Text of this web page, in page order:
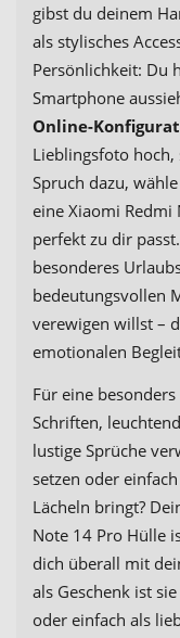
gibst du deinem
als stylisches
Persönlichkeit: Du
Smartphone
Online-
Lieblingsfoto
Spruch dazu,
eine Xiaomi
perfekt zu dir
besonderes
bedeutungsvollen
verewigen willst –
emotionalen
Für eine
Schriften,
lustige Sprüche
setzen oder
Lächeln bringt?
Note 14 Pro Hülle
dich überall mit
als Geschenk ist
oder einfach als